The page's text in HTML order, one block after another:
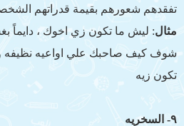
تفقدهم شعورهم بقيمة قدراتهم
مثال: ليش ما تكون زي اخوك ، دايماً
شوف كيف صاحبك علي اواعيه نظيفه
تكون زيه
٩- السخريه